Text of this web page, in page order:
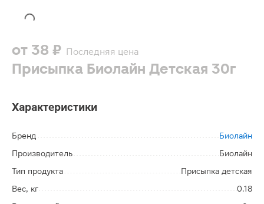
от 38 ₽ Последняя цена
Присыпка Биолайн Детская 30г
Характеристики
Бренд
Биолайн
Производитель
Биолайн
Тип продукта
Присыпка детская
Вес, кг
0.18